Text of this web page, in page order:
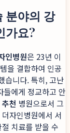
분야의 강
가요?
인병원은 23년 이
을 결합하여 인공
습니다. 특히, 고난
들에게 정교하고 안
천 병원으로서 그
자인병원에서 서
치료를 받을 수